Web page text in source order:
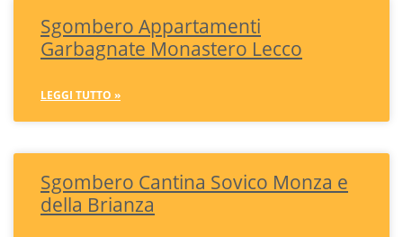
Sgombero Appartamenti
Garbagnate Monastero Lecco
LEGGI TUTTO »
Sgombero Cantina Sovico Monza e
della Brianza